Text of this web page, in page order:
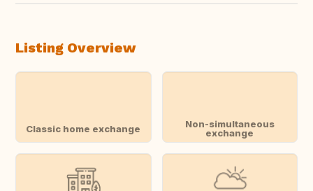
Listing Overview
Classic home exchange
Non-simultaneous
exchange